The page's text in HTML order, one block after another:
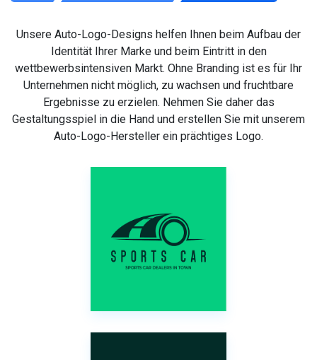
Unsere Auto-Logo-Designs helfen Ihnen beim Aufbau der
Identität Ihrer Marke und beim Eintritt in den
wettbewerbsintensiven Markt. Ohne Branding ist es für Ihr
Unternehmen nicht möglich, zu wachsen und fruchtbare
Ergebnisse zu erzielen. Nehmen Sie daher das
Gestaltungsspiel in die Hand und erstellen Sie mit unserem
Auto-Logo-Hersteller ein prächtiges Logo.